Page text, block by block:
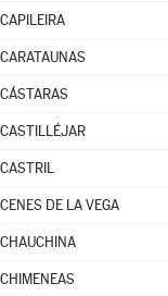
CAPILEIRA
CARATAUNAS
CÁSTARAS
CASTILLÉJAR
CASTRIL
CENES DE LA VEGA
CHAUCHINA
CHIMENEAS